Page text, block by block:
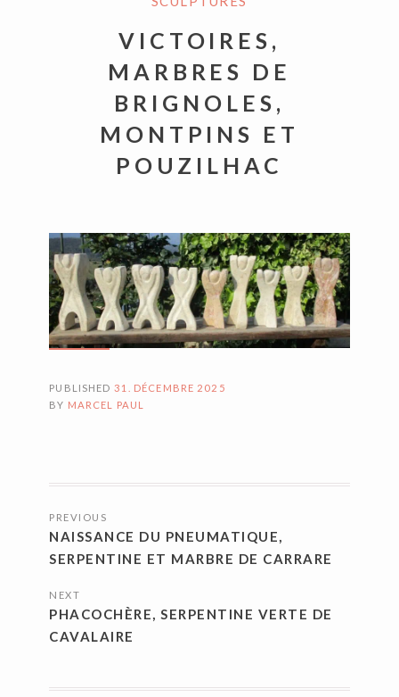
VICTOIRES,
MARBRES DE
BRIGNOLES,
MONTPINS ET
POUZILHAC
PUBLISHED 31. DÉCEMBRE 2025
BY MARCEL PAUL
DES
ARTICLES
PREVIOUS
NAISSANCE DU PNEUMATIQUE,
SERPENTINE ET MARBRE DE CARRARE
NEXT
PHACOCHÈRE, SERPENTINE VERTE DE
CAVALAIRE